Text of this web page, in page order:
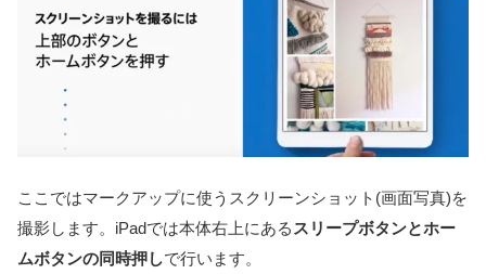
ここではマークアップに使うスクリーンショット(画面写真)を
撮影します。iPadでは本体右上にある スリープボタンとホー
ムボタンの同時押しで行います。